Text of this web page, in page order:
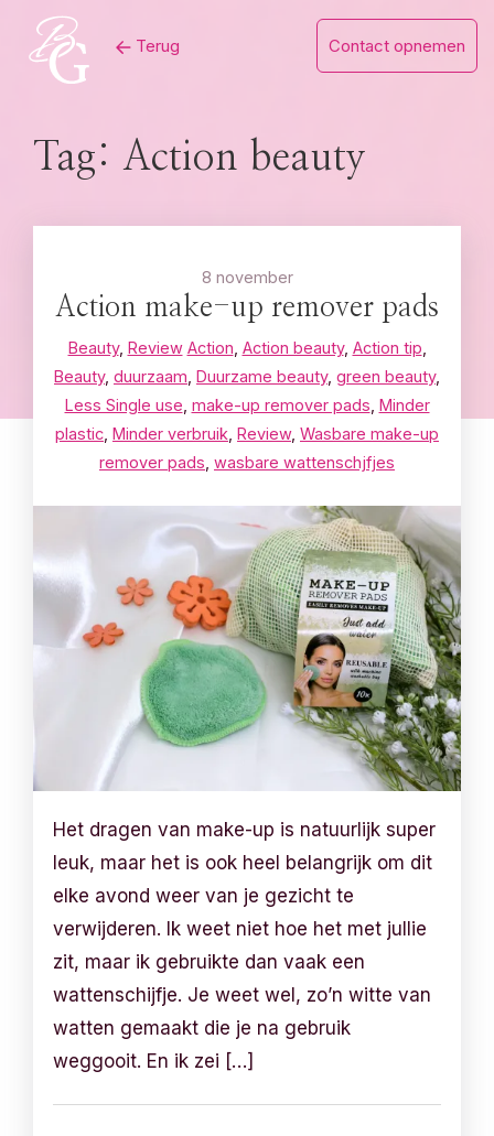
content
Terug Contact opnemen
Tag: Action beauty
8 november
Action make-up remover pads
Beauty, Review Action Action beauty, Action tip
Beauty, duurzaam Duurzame beauty, green beauty,
Less Single use make-up remover pads Minder
plastic Minder verbruik Review, Wasbare make-up
remover pads wasbare wattenschjfjes
Het dragen van make-up is natuurlijk super
leuk, maar het is ook heel belangrijk om dit
elke avond weer van je gezicht te
verwijderen. Ik weet niet hoe het met jullie
zit, maar ik gebruikte dan vaak een
wattenschijfje. Je weet wel, zo’n witte van
watten gemaakt die je na gebruik
weggooit. En ik zei […]